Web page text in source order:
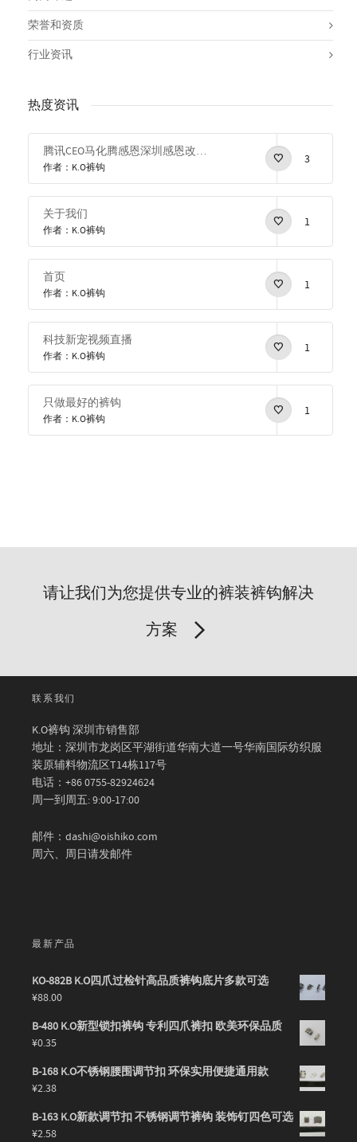
荣誉和资质
行业资讯
热度资讯
腾讯CEO马化腾感恩深圳感恩改革开放
作者：K.O裤钩
3
关于我们
作者：K.O裤钩
1
首页
作者：K.O裤钩
1
科技新宠视频直播
作者：K.O裤钩
1
只做最好的裤钩
作者：K.O裤钩
1
请让我们为您提供专业的裤装裤钩解决
方案
联系我们
K.O裤钩 深圳市销售部
地址：深圳市龙岗区平湖街道华南大道一号华南国际纺织服
装原辅料物流区T14栋117号
电话：+86 0755-82924624
周一到周五: 9:00-17:00
邮件：dashi@oishiko.com
周六、周日请发邮件
最新产品
KO-882B K.O四爪过检针高品质裤钩底片多款可选
¥88.00
B-480 K.O新型锁扣裤钩 专利四爪裤扣 欧美环保品质
¥0.35
B-168 K.O不锈钢腰围调节扣 环保实用便捷通用款
¥2.38
B-163 K.O新款调节扣 不锈钢调节裤钩 装饰钉四色可选
¥2.58